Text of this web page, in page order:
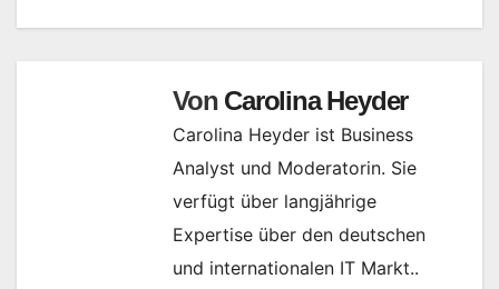
Von Carolina Heyder
Carolina Heyder ist Business
Analyst und Moderatorin. Sie
verfügt über langjährige
Expertise über den deutschen
und internationalen IT Markt..